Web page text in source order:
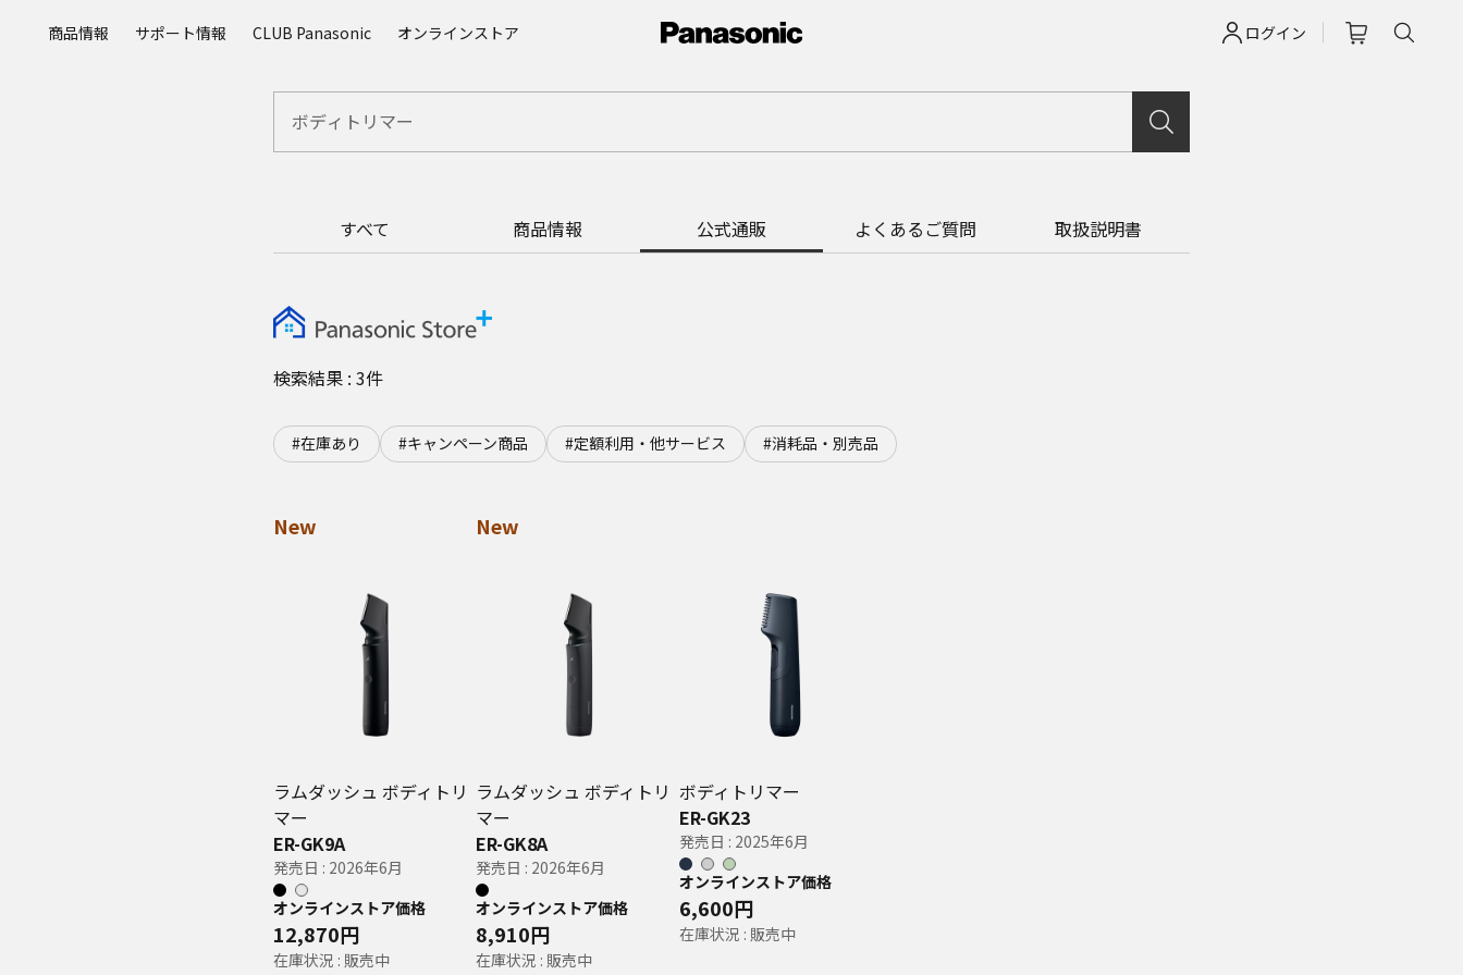
ログイン
商品情報 サポート情報 CLUB Panasonic オンラインストア
すべて 商品情報 公式通販 よくあるご質問 取扱説明書
検索結果 : 3件
#在庫あり #キャンペーン商品 #定額利用・他サービス #消耗品・別売品
New
ラムダッシュ ボディトリ
マー
ER-GK9A
発売日 : 2026年6月
オンラインストア価格
12,870円
在庫状況 : 販売中
New
ラムダッシュ ボディトリ
マー
ER-GK8A
発売日 : 2026年6月
オンラインストア価格
8,910円
在庫状況 : 販売中
ボディトリマー
ER-GK23
発売日 : 2025年6月
オンラインストア価格
6,600円
在庫状況 : 販売中